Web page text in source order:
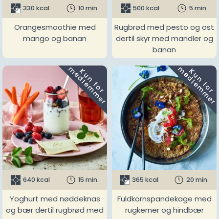
330 kcal 10 min.
Orangesmoothie med
mango og banan
500 kcal 5 min.
Rugbrød med pesto og ost
dertil skyr med mandler og
banan
K
u
n
f
o
r
m
e
d
l
e
m
m
e
r
640 kcal 15 min.
Yoghurt med nøddeknas
og bær dertil rugbrød med
K
u
n
f
o
r
m
e
d
l
e
m
m
e
r
365 kcal 20 min.
Fuldkornspandekage med
rugkerner og hindbær